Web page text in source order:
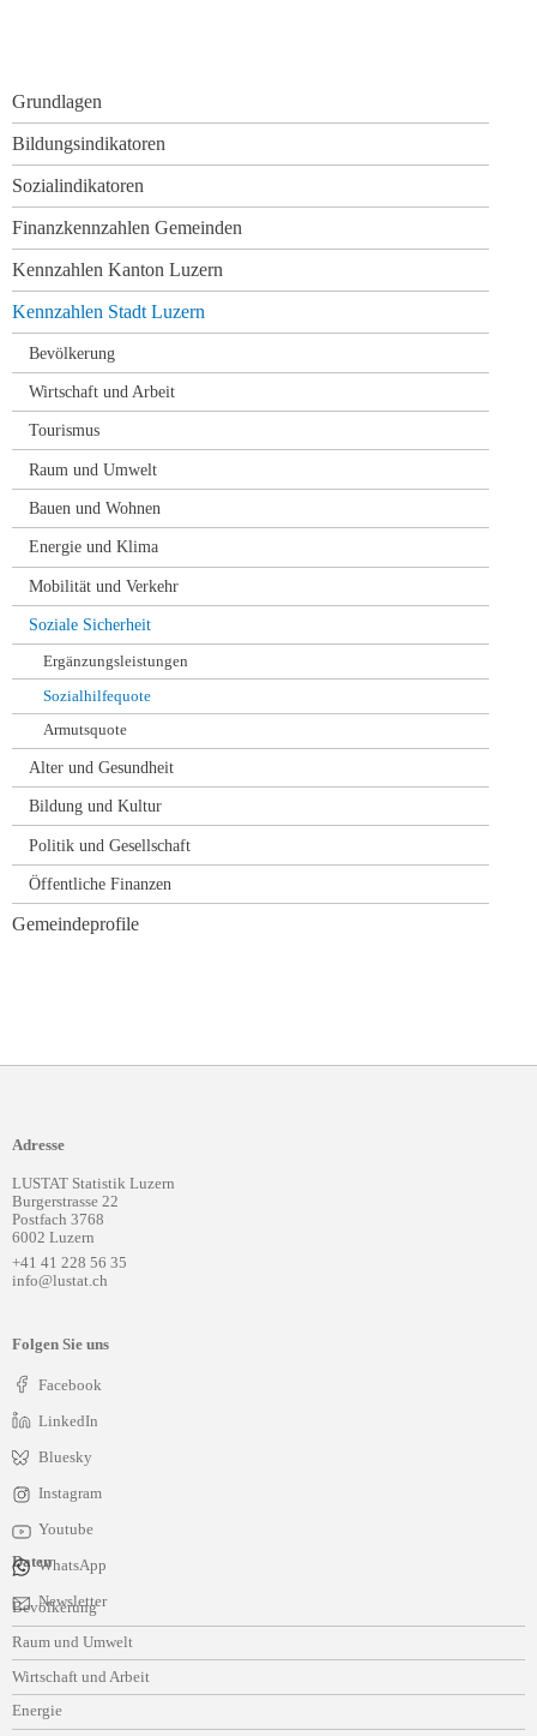
Navigation
überspringen
Grundlagen
Bildungsindikatoren
Sozialindikatoren
Finanzkennzahlen Gemeinden
Kennzahlen Kanton Luzern
Kennzahlen Stadt Luzern
Bevölkerung
Wirtschaft und Arbeit
Tourismus
Raum und Umwelt
Bauen und Wohnen
Energie und Klima
Mobilität und Verkehr
Soziale Sicherheit
Ergänzungsleistungen
Sozialhilfequote
Armutsquote
Alter und Gesundheit
Bildung und Kultur
Politik und Gesellschaft
Öffentliche Finanzen
Gemeindeprofile
Adresse
LUSTAT Statistik Luzern
Burgerstrasse 22
Postfach 3768
6002 Luzern
+41 41 228 56 35
info@lustat.ch
Folgen Sie uns
Facebook
LinkedIn
Bluesky
Instagram
Youtube
WhatsApp
Newsletter
Daten
Navigation
überspringen
Bevölkerung
Raum und Umwelt
Wirtschaft und Arbeit
Energie